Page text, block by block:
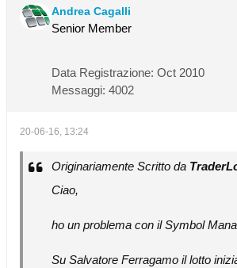
Andrea Cagalli
Senior Member
Data Registrazione: Oct 2010
Messaggi: 4002
20-06-16, 13:24
Originariamente Scritto da
Ciao,
ho un problema con il Symbol
Su Salvatore Ferragamo il lotto